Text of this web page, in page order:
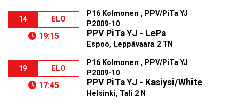
14 ELO
19:15
P16 Kolmonen , PPV/PiTa YJ
P2009-10
PPV PiTa YJ - LePa
Espoo, Leppävaara 2 TN
19 ELO
17:45
P16 Kolmonen , PPV/PiTa YJ
P2009-10
PPV PiTa YJ - Kasiysi/White
Helsinki, Tali 2 N